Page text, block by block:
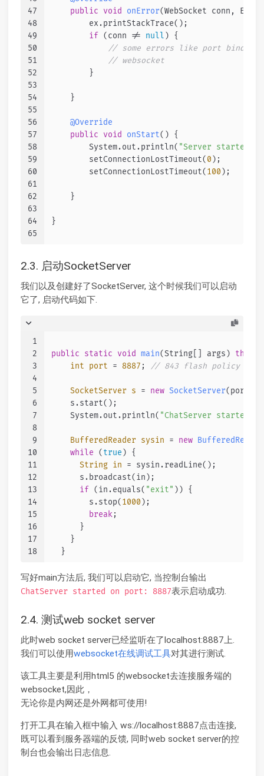
47
48
49
50
51
52
53
54
55
56
57
58
59
60
61
62
63
64
65
public
void onError(WebSocket conn,
        ex.printStackTrace();
if (conn != null ) {
// some errors like port binding
// websocket
        }
    }
@Override
public
void onStart() {
        System.out.println(
"Server started!"
        setConnectionLostTimeout(
0 );
        setConnectionLostTimeout(
100 );
    }
}
2.3. 启动SocketServer
我们以及创建好了SocketServer, 这个时候我们可以启动
它了, 启动代码如下.
1
2
3
4
5
6
7
8
9
10
11
12
13
14
15
16
17
18
public static void main(String[] args) throws
int
port = 8887 ; // 843 flash policy port
SocketServer s = new SocketServer(port);
    s.start();
    System.out.println(
"ChatServer started
BufferedReader sysin = new BufferedReader
while ( true ) {
String in = sysin.readLine();
      s.broadcast(in);
if (in.equals( "exit" )) {
        s.stop(
1000 );
break;
      }
    }
  }
写好main方法后, 我们可以启动它, 当控制台输出
ChatServer started on port: 8887表示启动成功.
2.4. 测试web socket server
此时web socket server已经监听在了localhost:8887上.
我们可以使用websocket在线调试工具对其进行测试.
该工具主要是利用html5 的websocket去连接服务端的
websocket,因此，
无论你是内网还是外网都可使用!
打开工具在输入框中输入 ws://localhost:8887点击连接,
既可以看到服务器端的反馈, 同时web socket server的控
制台也会输出日志信息.